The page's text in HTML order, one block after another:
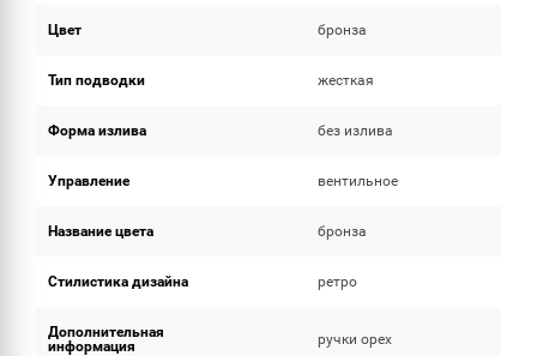
Цвет бронза
Тип подводки жесткая
Форма излива без излива
Управление вентильное
Название цвета бронза
Стилистика дизайна ретро
Дополнительная
информация
ручки орех